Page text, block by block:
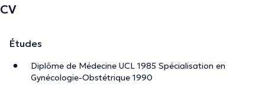
CV
Études
Diplôme de Médecine UCL 1985 Spécialisation en
Gynécologie-Obstétrique 1990